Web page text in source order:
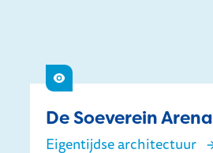
Zien
De Soeverein Arena
Eigentijdse architectuur